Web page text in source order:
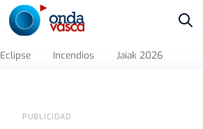
Eclipse Incendios Jaiak 2026